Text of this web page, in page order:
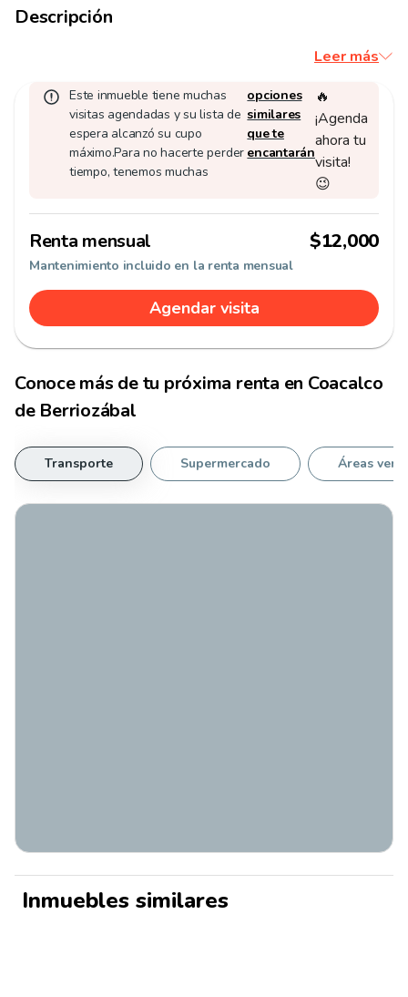
Descripción
Leer más
Este inmueble tiene muchas
visitas agendadas y su lista de
espera alcanzó su cupo
máximo.Para no hacerte perder
tiempo, tenemos muchas
opciones
similares
que te
encantarán
🔥
¡Agenda
ahora tu
visita!
😉
Renta mensual $12,000
Mantenimiento incluido en la renta mensual
Agendar visita
Conoce más de tu próxima renta en Coacalco
de Berriozábal
Transporte Supermercado Áreas
Inmuebles similares